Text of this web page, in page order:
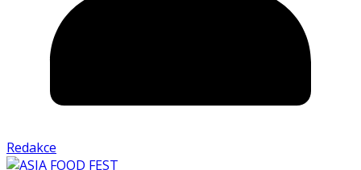
Redakce